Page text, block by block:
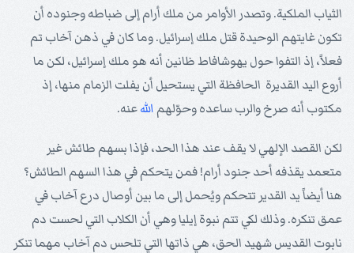
الثياب الملكية. وتصدر الأوامر من ملك أرام إلى ضباطه وجنوده أن
تكون غايتهم الوحيدة قتل ملك إسرائيل. وما كان في ذهن آخاب تم
فعلاً، إذ التفوا حول يهوشافاط ظانين أنه هو ملك إسرائيل، لكن ما
أروع اليد القديرة الحافظة التي يستحيل أن يفلت الزمام منها، إذ
مكتوب أنه صرخ والرب ساعده وحوّلهم اللهعنه.
لكن القصد الإلهي لا يقف عند هذا الحد، فإذا بسهم طائش غير
متعمد يقذفه أحد جنود أرام! فمن يتحكم في هذا السهم الطائش؟
هنا أيضاً يد القدير تتحكم ويُحمل إلى ما بين أوصال درع آخاب في
عمق تنكره. وذلك لكي تتم نبوة إيليا وهي أن الكلاب التي لحست دم
نابوت القديس شهيد الحق، هي ذاتها التي تلحس دم آخاب مهما تنكر